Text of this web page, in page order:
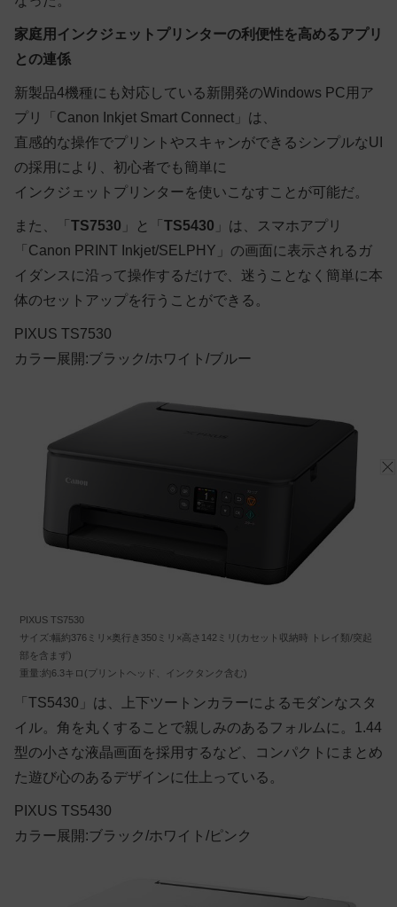
家庭用インクジェットプリンターの利便性を高めるアプリ
との連係
新製品4機種にも対応している新開発のWindows PC用ア
プリ「Canon Inkjet Smart Connect」は、
直感的な操作でプリントやスキャンができるシンプルなUI
の採用により、初心者でも簡単に
インクジェットプリンターを使いこなすことが可能だ。
また、「 TS7530 」と「 TS5430 」は、スマホアプリ
「Canon PRINT Inkjet/SELPHY」の画面に表示されるガ
イダンスに沿って操作するだけで、迷うことなく簡単に本
体のセットアップを行うことができる。
PIXUS TS7530
カラー展開:ブラック/ホワイト/ブルー
PIXUS TS7530
サイズ:幅約376ミリ×奥行き350ミリ×高さ142ミリ(カセット収納時 トレイ類/突起
部を含まず)
重量:約6.3キロ(プリントヘッド、インクタンク含む)
「TS5430」は、上下ツートンカラーによるモダンなスタ
イル。角を丸くすることで親しみのあるフォルムに。1.44
型の小さな液晶画面を採用するなど、コンパクトにまとめ
た遊び心のあるデザインに仕上っている。
PIXUS TS5430
カラー展開:ブラック/ホワイト/ピンク